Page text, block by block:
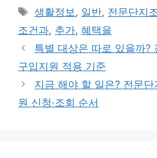
테
고
리
태
그
생활정보 , 일반, 전문단지
조건과, 추가, 혜택을
특별 대상은 따로 있을까?
구입지원 적용 기준
지금 해야 할 일은? 전문
원 신청·조회 순서